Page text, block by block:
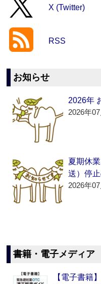
X (Twitter)
RSS
お知らせ
2026年
2026年
夏期休
送）停
2026年
書籍・電子メディア
【電子書籍